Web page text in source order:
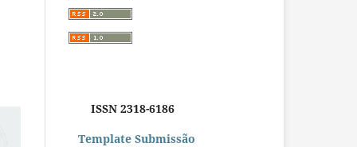
ISSN 2318-6186
Template Submissão